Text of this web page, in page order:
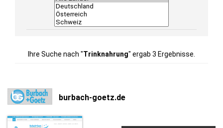
Ihre Suche nach "Trinknahrung" ergab 3 Ergebnisse.
burbach-goetz.de